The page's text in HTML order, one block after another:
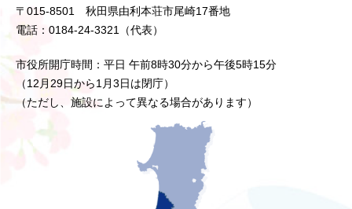
〒015-8501 秋田県由利本荘市尾崎17番地
電話：0184-24-3321（代表）
市役所開庁時間：平日 午前8時30分から午後5時15分
（12月29日から1月3日は閉庁）
（ただし、施設によって異なる場合があります）